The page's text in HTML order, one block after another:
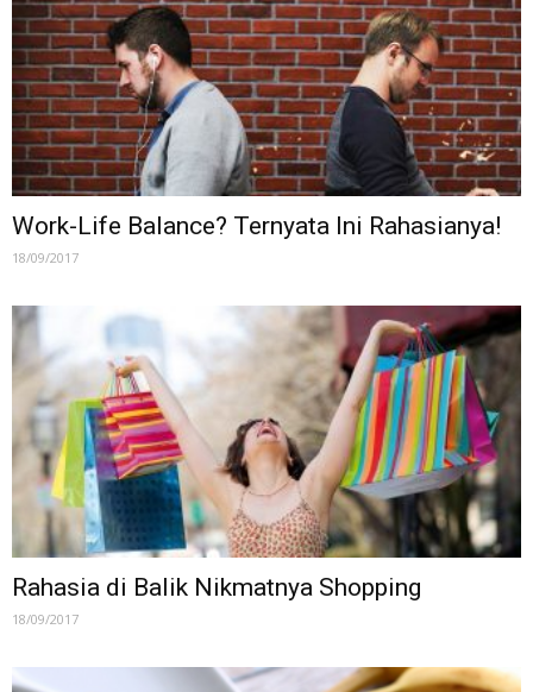
Work-Life Balance? Ternyata Ini Rahasianya!
18/09/2017
Rahasia di Balik Nikmatnya Shopping
18/09/2017